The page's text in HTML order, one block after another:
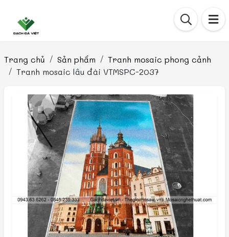
Trang chủ Sản phẩm
Tranh mosaic phong cảnh
Tranh mosaic lâu đài VTMSPC-2037